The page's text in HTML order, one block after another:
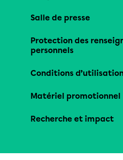
Salle de presse
Protection des
personnels
Conditions
Matériel promotionnel
Recherche et impact